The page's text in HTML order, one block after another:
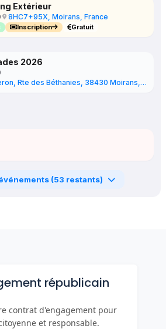
Extérieur
8HC7+95X, Moirans, France
Inscription Gratuit
2026
Parc du Vergeron, Rte des Béthanies, 38430 Moirans, France
(53 restants)
républicain
contrat d'engagement pour
et responsable.